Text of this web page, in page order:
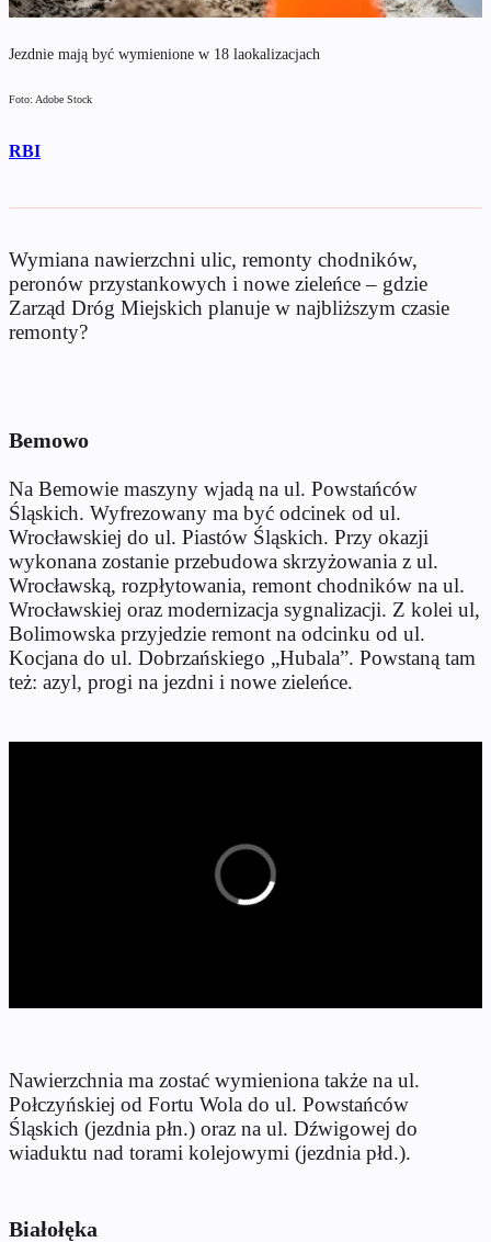
Jezdnie mają być wymienione w 18 laokalizacjach
Foto: Adobe Stock
RBI
Wymiana nawierzchni ulic, remonty chodników,
peronów przystankowych i nowe zieleńce – gdzie
Zarząd Dróg Miejskich planuje w najbliższym czasie
remonty?
Bemowo
Na Bemowie maszyny wjadą na ul. Powstańców
Śląskich. Wyfrezowany ma być odcinek od ul.
Wrocławskiej do ul. Piastów Śląskich. Przy okazji
wykonana zostanie przebudowa skrzyżowania z ul.
Wrocławską, rozpłytowania, remont chodników na ul.
Wrocławskiej oraz modernizacja sygnalizacji. Z kolei ul,
Bolimowska przyjedzie remont na odcinku od ul.
Kocjana do ul. Dobrzańskiego „Hubala”. Powstaną tam
też: azyl, progi na jezdni i nowe zieleńce.
Nawierzchnia ma zostać wymieniona także na ul.
Połczyńskiej od Fortu Wola do ul. Powstańców
Śląskich (jezdnia płn.) oraz na ul. Dźwigowej do
wiaduktu nad torami kolejowymi (jezdnia płd.).
Białołęka